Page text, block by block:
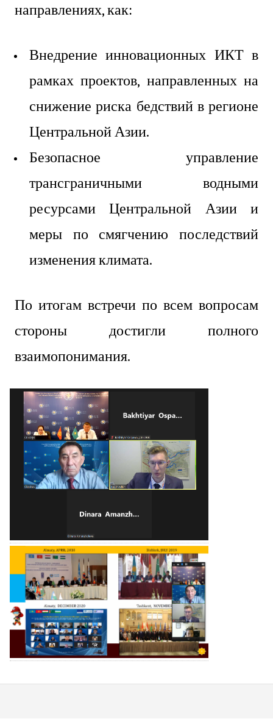
направлениях, как:
Внедрение инновационных ИКТ в
рамках проектов, направленных на
снижение риска бедствий в регионе
Центральной Азии.
Безопасное управление
трансграничными водными
ресурсами Центральной Азии и
меры по смягчению последствий
изменения климата.
По итогам встречи по всем вопросам
стороны достигли полного
взаимопонимания.